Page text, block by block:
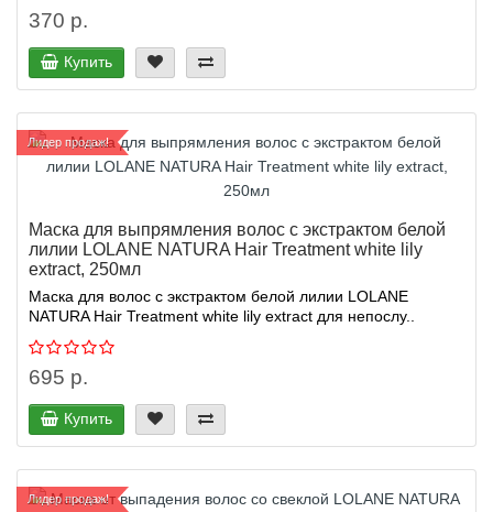
370 р.
Купить
Лидер продаж!
Маска для выпрямления волос с экстрактом белой
лилии LOLANE NATURA Hair Treatment white lily
extract, 250мл
Маска для волос с экстрактом белой лилии LOLANE
NATURA Hair Treatment white lily extract для непослу..
695 р.
Купить
Лидер продаж!